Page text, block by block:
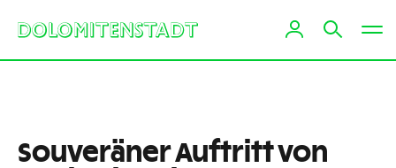
Souveräner Auftritt von